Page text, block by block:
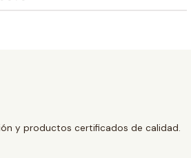
y productos certificados de calidad.